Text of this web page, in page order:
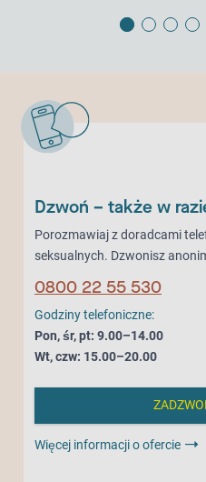
Dzwoń – także w
Porozmawiaj z doradcami
seksualnych. Dzwonisz
0800 22 55 530
Godziny telefoniczne:
Pon, śr, pt: 9.00–14.00
Wt, czw: 15.00–20.00
Więcej informacji o ofercie